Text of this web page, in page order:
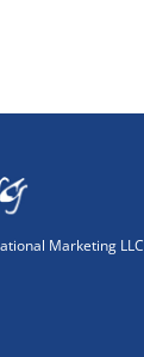
Marketing LLC